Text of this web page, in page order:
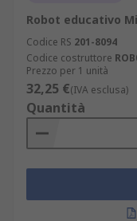
Robot educativo
Codice RS 201-8094
Codice costruttore
Prezzo per 1 unità
32,25 €(IVA esclusa)
Quantità